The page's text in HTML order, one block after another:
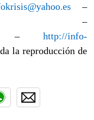
–
http://info-
la reproducción de